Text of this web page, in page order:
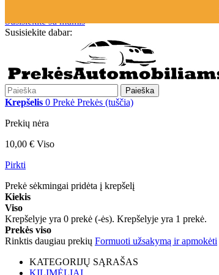
Susisiekite su mumis
Susisiekite dabar:
Paieška
Krepšelis 0 Prekė Prekės (tuščia)
Prekių nėra
10,00 € Viso
Pirkti
Prekė sėkmingai pridėta į krepšelį
Kiekis
Viso
Krepšelyje yra 0 prekė (-ės). Krepšelyje yra 1 prekė.
Prekės viso
Rinktis daugiau prekių Formuoti užsakymą ir apmokėti
KATEGORIJŲ SĄRAŠAS
KILIMĖLIAI